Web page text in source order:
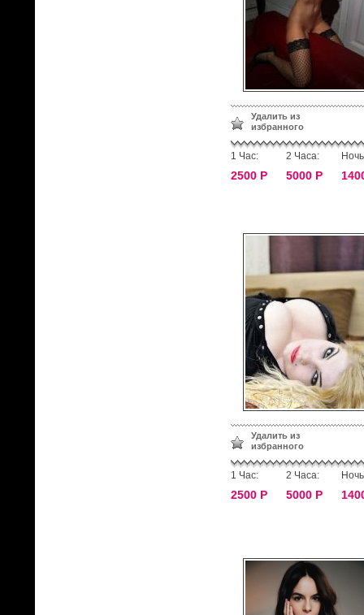
Удалить из
избранного
1 Час:
2500 Р
2 Часа:
5000 Р
Удалить из
избранного
1 Час:
2500 Р
2 Часа:
5000 Р